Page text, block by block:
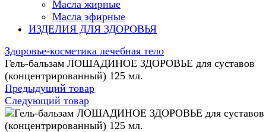
Масла жирные
Масла эфирные
ИЗДЕЛИЯ ДЛЯ ЗДОРОВЬЯ
Здоровье-косметика лечебная тело
Гель-бальзам ЛОШАДИНОЕ ЗДОРОВЬЕ для суставов
(концентрированный) 125 мл.
Предыдущий товар
Следующий товар